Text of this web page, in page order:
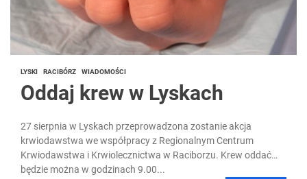
LYSKI RACIBÓRZ WIADOMOŚCI
Oddaj krew w Lyskach
27 sierpnia w Lyskach przeprowadzona zostanie akcja
krwiodawstwa we współpracy z Regionalnym Centrum
Krwiodawstwa i Krwiolecznictwa w Raciborzu. Krew oddać
będzie można w godzinach 9.00...